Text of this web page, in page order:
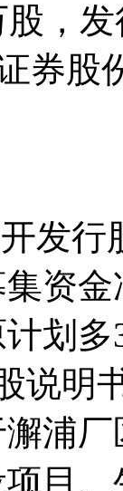
，
券股
发行
资
划
说明
浦
目